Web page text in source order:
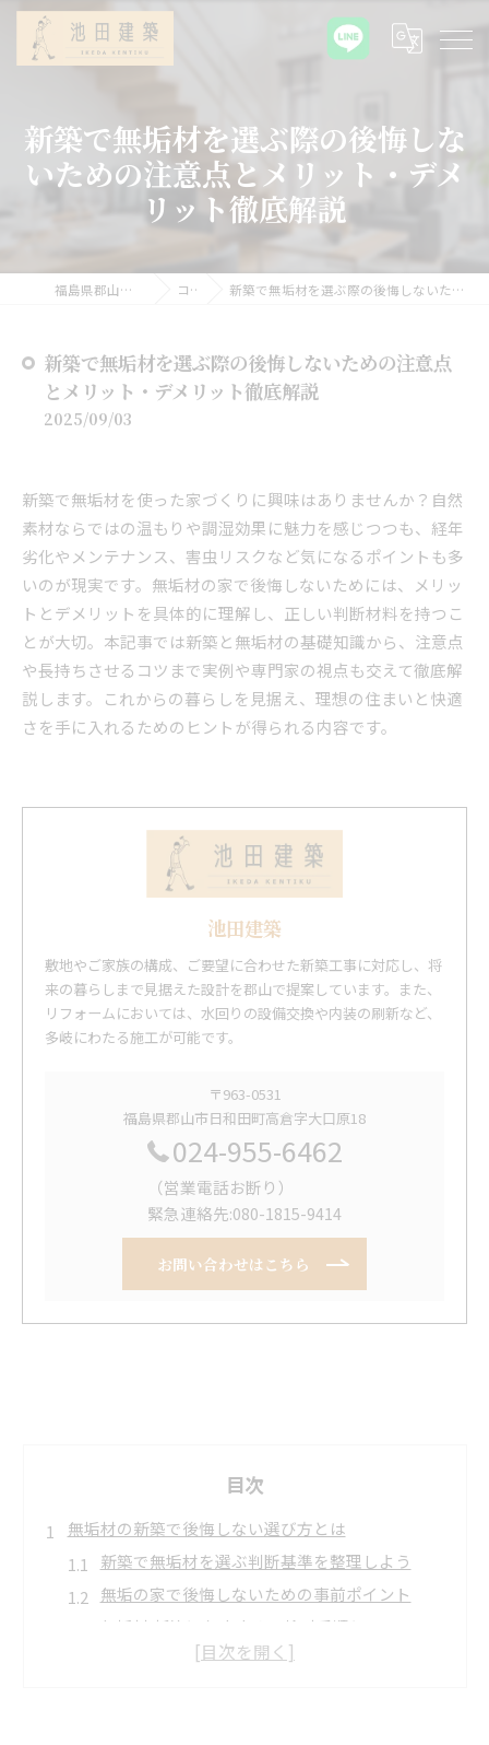
新築で無垢材を選ぶ際の後悔しな
いための注意点とメリット・デメ
リット徹底解説
福島県郡山の新築なら池田建築 コラム 新築で無垢材を選ぶ際の後悔しないための注意点とメリット・デメリット徹底解説
新築で無垢材を選ぶ際の後悔しないための注意点
とメリット・デメリット徹底解説
2025/09/03
新築で無垢材を使った家づくりに興味はありませんか？自然
素材ならではの温もりや調湿効果に魅力を感じつつも、経年
劣化やメンテナンス、害虫リスクなど気になるポイントも多
いのが現実です。無垢材の家で後悔しないためには、メリッ
トとデメリットを具体的に理解し、正しい判断材料を持つこ
とが大切。本記事では新築と無垢材の基礎知識から、注意点
や長持ちさせるコツまで実例や専門家の視点も交えて徹底解
説します。これからの暮らしを見据え、理想の住まいと快適
さを手に入れるためのヒントが得られる内容です。
池田建築
敷地やご家族の構成、ご要望に合わせた新築工事に対応し、将
来の暮らしまで見据えた設計を郡山で提案しています。また、
リフォームにおいては、水回りの設備交換や内装の刷新など、
多岐にわたる施工が可能です。
〒963-0531
福島県郡山市日和田町高倉字大口原18
024-955-6462
（営業電話お断り）
緊急連絡先:080-1815-9414
お問い合わせはこちら
目次
無垢材の新築で後悔しない選び方とは
新築で無垢材を選ぶ判断基準を整理しよう
無垢の家で後悔しないための事前ポイント
無垢材 新築におすすめの検討手順とは
無垢材新築の失敗例から学ぶ選び方のコツ